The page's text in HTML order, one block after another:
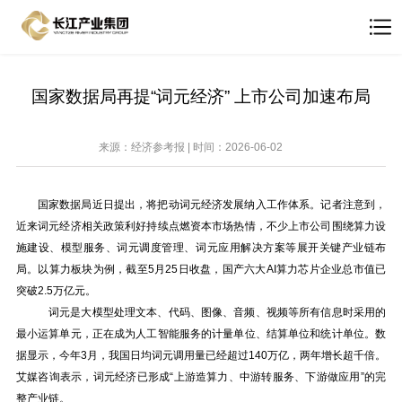
国家数据局再提“词元经济” 上市公司加速布局
来源：经济参考报 | 时间：2026-06-02
国家数据局近日提出，将把动词元经济发展纳入工作体系。记者注意到，
近来词元经济相关政策利好持续点燃资本市场热情，不少上市公司围绕算力设
施建设、模型服务、词元调度管理、词元应用解决方案等展开关键产业链布
局。以算力板块为例，截至5月25日收盘，国产六大AI算力芯片企业总市值已
突破2.5万亿元。
词元是大模型处理文本、代码、图像、音频、视频等所有信息时采用的
最小运算单元，正在成为人工智能服务的计量单位、结算单位和统计单位。数
据显示，今年3月，我国日均词元调用量已经超过140万亿，两年增长超千倍。
艾媒咨询表示，词元经济已形成“上游造算力、中游转服务、下游做应用”的完
整产业链。